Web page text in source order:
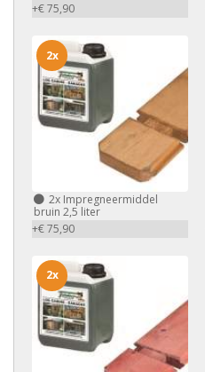
+€ 75,90
2x Impregneermiddel
bruin 2,5 liter
+€ 75,90
2x
2x